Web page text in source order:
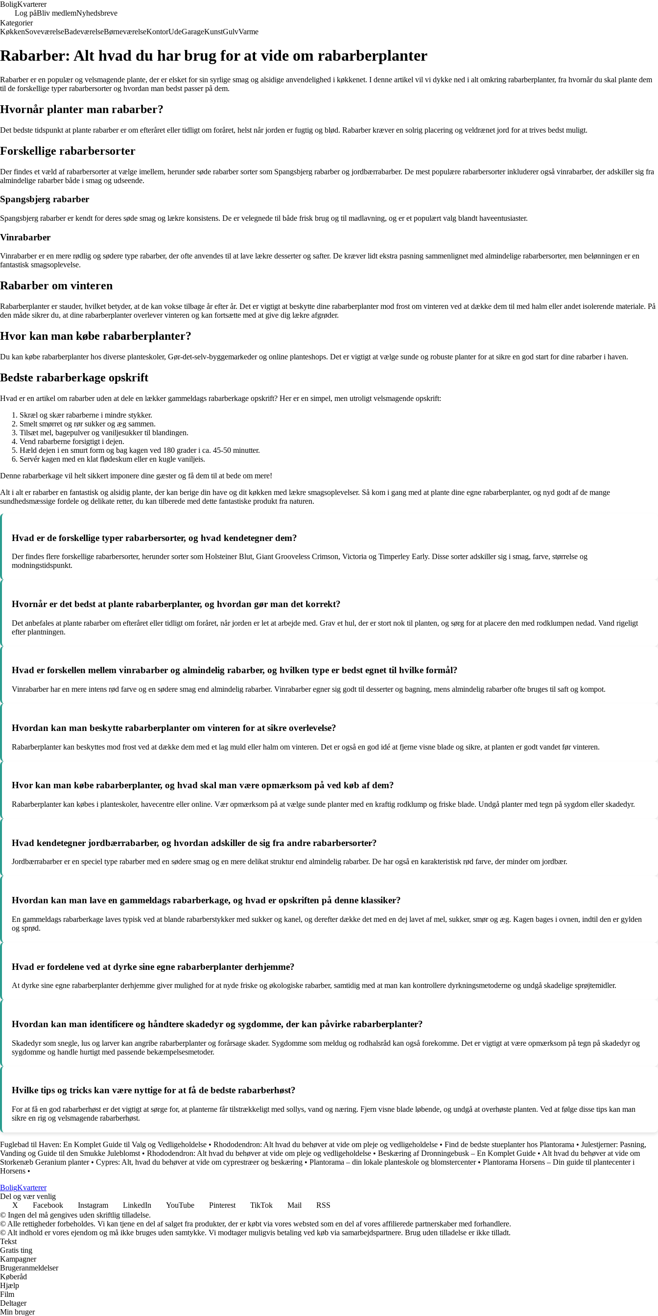
BoligKvarterer
Log påBliv medlemNyhedsbreve
Kategorier
KøkkenSoveværelseBadeværelseBørneværelseKontorUdeGarageKunstGulvVarme
Rabarber: Alt hvad du har brug for at vide om rabarberplanter
Rabarber er en populær og velsmagende plante, der er elsket for sin syrlige smag og alsidige anvendelighed i køkkenet. I denne artikel vil vi dykke ned i alt omkring rabarberplanter, fra hvornår du skal plante dem
til de forskellige typer rabarbersorter og hvordan man bedst passer på dem.
Hvornår planter man rabarber?
Det bedste tidspunkt at plante rabarber er om efteråret eller tidligt om foråret, helst når jorden er fugtig og blød. Rabarber kræver en solrig placering og veldrænet jord for at trives bedst muligt.
Forskellige rabarbersorter
Der findes et væld af rabarbersorter at vælge imellem, herunder søde rabarber sorter som Spangsbjerg rabarber og jordbærrabarber. De mest populære rabarbersorter inkluderer også vinrabarber, der adskiller sig fra
almindelige rabarber både i smag og udseende.
Spangsbjerg rabarber
Spangsbjerg rabarber er kendt for deres søde smag og lækre konsistens. De er velegnede til både frisk brug og til madlavning, og er et populært valg blandt haveentusiaster.
Vinrabarber
Vinrabarber er en mere rødlig og sødere type rabarber, der ofte anvendes til at lave lækre desserter og safter. De kræver lidt ekstra pasning sammenlignet med almindelige rabarbersorter, men belønningen er en
fantastisk smagsoplevelse.
Rabarber om vinteren
Rabarberplanter er stauder, hvilket betyder, at de kan vokse tilbage år efter år. Det er vigtigt at beskytte dine rabarberplanter mod frost om vinteren ved at dække dem til med halm eller andet isolerende materiale. På
den måde sikrer du, at dine rabarberplanter overlever vinteren og kan fortsætte med at give dig lækre afgrøder.
Hvor kan man købe rabarberplanter?
Du kan købe rabarberplanter hos diverse planteskoler, Gør-det-selv-byggemarkeder og online planteshops. Det er vigtigt at vælge sunde og robuste planter for at sikre en god start for dine rabarber i haven.
Bedste rabarberkage opskrift
Hvad er en artikel om rabarber uden at dele en lækker gammeldags rabarberkage opskrift? Her er en simpel, men utroligt velsmagende opskrift:
Skræl og skær rabarberne i mindre stykker.
Smelt smørret og rør sukker og æg sammen.
Tilsæt mel, bagepulver og vaniljesukker til blandingen.
Vend rabarberne forsigtigt i dejen.
Hæld dejen i en smurt form og bag kagen ved 180 grader i ca. 45-50 minutter.
Servér kagen med en klat flødeskum eller en kugle vaniljeis.
Denne rabarberkage vil helt sikkert imponere dine gæster og få dem til at bede om mere!
Alt i alt er rabarber en fantastisk og alsidig plante, der kan berige din have og dit køkken med lækre smagsoplevelser. Så kom i gang med at plante dine egne rabarberplanter, og nyd godt af de mange
sundhedsmæssige fordele og delikate retter, du kan tilberede med dette fantastiske produkt fra naturen.
Hvad er de forskellige typer rabarbersorter, og hvad kendetegner dem?
Der findes flere forskellige rabarbersorter, herunder sorter som Holsteiner Blut, Giant Grooveless Crimson, Victoria og Timperley Early. Disse sorter adskiller sig i smag, farve, størrelse og
modningstidspunkt.
Hvornår er det bedst at plante rabarberplanter, og hvordan gør man det korrekt?
Det anbefales at plante rabarber om efteråret eller tidligt om foråret, når jorden er let at arbejde med. Grav et hul, der er stort nok til planten, og sørg for at placere den med rodklumpen nedad. Vand rigeligt
efter plantningen.
Hvad er forskellen mellem vinrabarber og almindelig rabarber, og hvilken type er bedst egnet til hvilke formål?
Vinrabarber har en mere intens rød farve og en sødere smag end almindelig rabarber. Vinrabarber egner sig godt til desserter og bagning, mens almindelig rabarber ofte bruges til saft og kompot.
Hvordan kan man beskytte rabarberplanter om vinteren for at sikre overlevelse?
Rabarberplanter kan beskyttes mod frost ved at dække dem med et lag muld eller halm om vinteren. Det er også en god idé at fjerne visne blade og sikre, at planten er godt vandet før vinteren.
Hvor kan man købe rabarberplanter, og hvad skal man være opmærksom på ved køb af dem?
Rabarberplanter kan købes i planteskoler, havecentre eller online. Vær opmærksom på at vælge sunde planter med en kraftig rodklump og friske blade. Undgå planter med tegn på sygdom eller skadedyr.
Hvad kendetegner jordbærrabarber, og hvordan adskiller de sig fra andre rabarbersorter?
Jordbærrabarber er en speciel type rabarber med en sødere smag og en mere delikat struktur end almindelig rabarber. De har også en karakteristisk rød farve, der minder om jordbær.
Hvordan kan man lave en gammeldags rabarberkage, og hvad er opskriften på denne klassiker?
En gammeldags rabarberkage laves typisk ved at blande rabarberstykker med sukker og kanel, og derefter dække det med en dej lavet af mel, sukker, smør og æg. Kagen bages i ovnen, indtil den er gylden
og sprød.
Hvad er fordelene ved at dyrke sine egne rabarberplanter derhjemme?
At dyrke sine egne rabarberplanter derhjemme giver mulighed for at nyde friske og økologiske rabarber, samtidig med at man kan kontrollere dyrkningsmetoderne og undgå skadelige sprøjtemidler.
Hvordan kan man identificere og håndtere skadedyr og sygdomme, der kan påvirke rabarberplanter?
Skadedyr som snegle, lus og larver kan angribe rabarberplanter og forårsage skader. Sygdomme som meldug og rodhalsråd kan også forekomme. Det er vigtigt at være opmærksom på tegn på skadedyr og
sygdomme og handle hurtigt med passende bekæmpelsesmetoder.
Hvilke tips og tricks kan være nyttige for at få de bedste rabarberhøst?
For at få en god rabarberhøst er det vigtigt at sørge for, at planterne får tilstrækkeligt med sollys, vand og næring. Fjern visne blade løbende, og undgå at overhøste planten. Ved at følge disse tips kan man
sikre en rig og velsmagende rabarberhøst.
Fuglebad til Haven: En Komplet Guide til Valg og Vedligeholdelse • Rhododendron: Alt hvad du behøver at vide om pleje og vedligeholdelse • Find de bedste stueplanter hos Plantorama • Julestjerner: Pasning,
Vanding og Guide til den Smukke Juleblomst • Rhododendron: Alt hvad du behøver at vide om pleje og vedligeholdelse • Beskæring af Dronningebusk – En Komplet Guide • Alt hvad du behøver at vide om
Storkenæb Geranium planter• Cypres: Alt, hvad du behøver at vide om cyprestræer og beskæring • Plantorama – din lokale planteskole og blomstercenter• Plantorama Horsens – Din guide til plantecenter i
Horsens •
BoligKvarterer
Del og vær venlig
X
Facebook Instagram LinkedIn YouTube Pinterest TikTok Mail
RSS
© Ingen del må gengives uden skriftlig tilladelse.
© Alle rettigheder forbeholdes. Vi kan tjene en del af salget fra produkter, der er købt via vores websted som en del af vores affilierede partnerskaber med forhandlere.
© Alt indhold er vores ejendom og må ikke bruges uden samtykke. Vi modtager muligvis betaling ved køb via samarbejdspartnere. Brug uden tilladelse er ikke tilladt.
Tekst
Gratis ting
Kampagner
Brugeranmeldelser
Køberåd
Hjælp
Film
Deltager
Min bruger